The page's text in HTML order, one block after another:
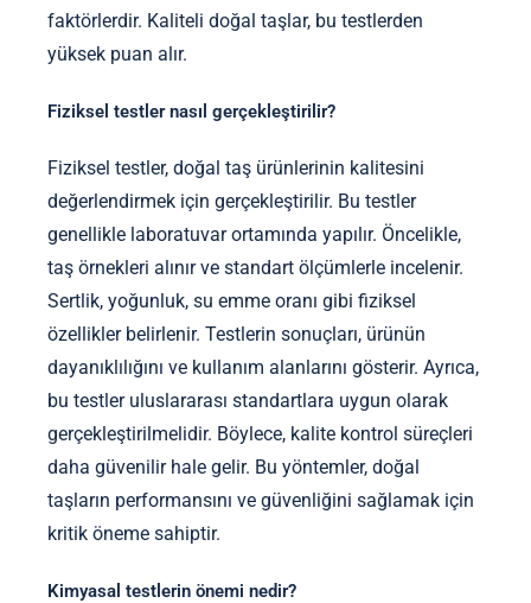
faktörlerdir. Kaliteli doğal taşlar, bu testlerden
yüksek puan alır.
Fiziksel testler nasıl gerçekleştirilir?
Fiziksel testler, doğal taş ürünlerinin kalitesini
değerlendirmek için gerçekleştirilir. Bu testler
genellikle laboratuvar ortamında yapılır. Öncelikle,
taş örnekleri alınır ve standart ölçümlerle incelenir.
Sertlik, yoğunluk, su emme oranı gibi fiziksel
özellikler belirlenir. Testlerin sonuçları, ürünün
dayanıklılığını ve kullanım alanlarını gösterir. Ayrıca,
bu testler uluslararası standartlara uygun olarak
gerçekleştirilmelidir. Böylece, kalite kontrol süreçleri
daha güvenilir hale gelir. Bu yöntemler, doğal
taşların performansını ve güvenliğini sağlamak için
kritik öneme sahiptir.
Kimyasal testlerin önemi nedir?